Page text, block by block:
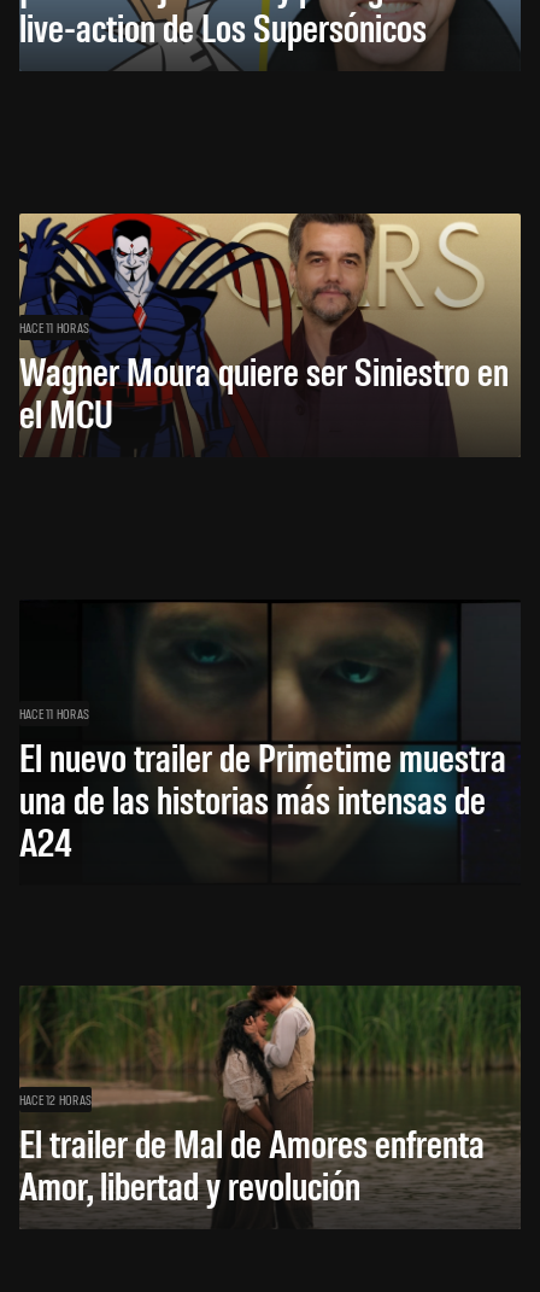
live-action de Los Supersónicos
HACE 11 HORAS
Wagner Moura quiere ser Siniestro en
el MCU
HACE 11 HORAS
El nuevo trailer de Primetime muestra
una de las historias más intensas de
A24
HACE 12 HORAS
El trailer de Mal de Amores enfrenta
Amor, libertad y revolución